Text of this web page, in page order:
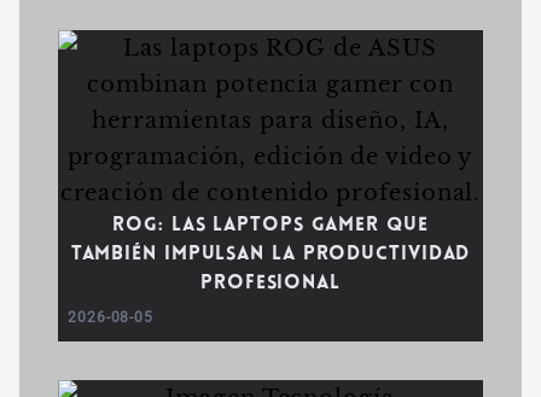
ROG: las laptops gamer que
también impulsan la productividad
profesional
2026-08-05